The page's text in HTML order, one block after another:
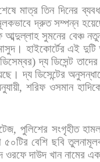
মাত্র তিন দিনের
দ্রুত সম্পন্ন
আব্দুল্লাহ সুমনের বেঞ্চ
হাইকোর্টের এই দুটি
ডিসেম্বর)দ্য ডিসেন্ট তাদের
দ্য ডিসেন্টের
,শরিফ ওসমান
,পুলিশের সংগৃহীত
৫০টির বেশি ছবি
ওরফে দাউদ খান নামের